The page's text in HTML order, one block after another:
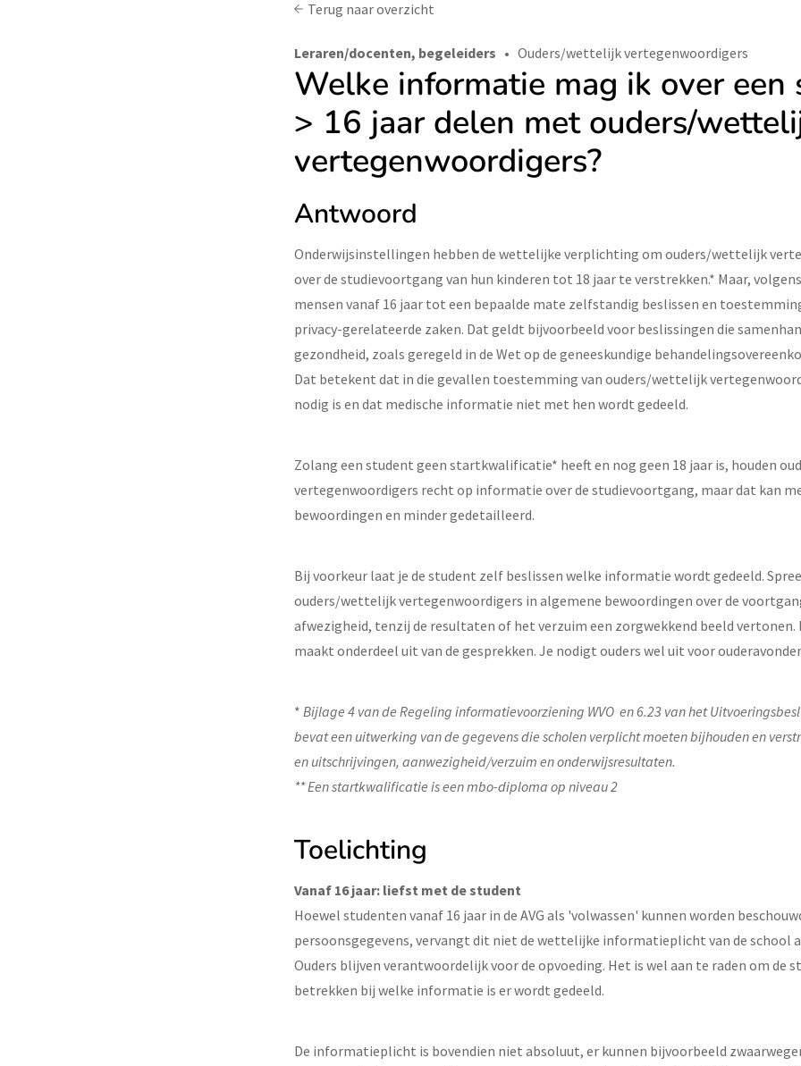
Terug naar overzicht
Leraren/docenten, begeleiders Ouders/wettelijk vertegenwoordigers
Welke informatie mag ik over een
> 16 jaar delen met ouders/
vertegenwoordigers?
Antwoord
Onderwijsinstellingen hebben de wettelijke verplichting om ouders/wettelijk
over de studievoortgang van hun kinderen tot 18 jaar te verstrekken.* Maar, volgens
mensen vanaf 16 jaar tot een bepaalde mate zelfstandig beslissen en
privacy-gerelateerde zaken. Dat geldt bijvoorbeeld voor beslissingen die
gezondheid, zoals geregeld in de Wet op de geneeskundige
Dat betekent dat in die gevallen toestemming van ouders/wettelijk
nodig is en dat medische informatie niet met hen wordt gedeeld.
Zolang een student geen startkwalificatie* heeft en nog geen 18 jaar is, houden
vertegenwoordigers recht op informatie over de studievoortgang, maar dat kan
bewoordingen en minder gedetailleerd.
Bij voorkeur laat je de student zelf beslissen welke informatie wordt gedeeld.
ouders/wettelijk vertegenwoordigers in algemene bewoordingen over de
afwezigheid, tenzij de resultaten of het verzuim een zorgwekkend beeld vertonen.
maakt onderdeel uit van de gesprekken. Je nodigt ouders wel uit voor
* Bijlage 4 van de Regeling informatievoorziening WVO en 6.23 van het
bevat een uitwerking van de gegevens die scholen verplicht moeten bijhouden en
en uitschrijvingen, aanwezigheid/verzuim en onderwijsresultaten.
** Een startkwalificatie is een mbo-diploma op niveau 2
Toelichting
Vanaf 16 jaar: liefst met de student
Hoewel studenten vanaf 16 jaar in de AVG als 'volwassen' kunnen worden
persoonsgegevens, vervangt dit niet de wettelijke informatieplicht van de school
Ouders blijven verantwoordelijk voor de opvoeding. Het is wel aan te raden om de
betrekken bij welke informatie is er wordt gedeeld.
De informatieplicht is bovendien niet absoluut, er kunnen bijvoorbeeld